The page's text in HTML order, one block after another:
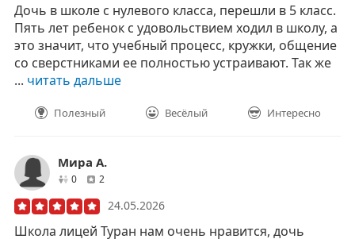
Дочь в школе с нулевого класса, перешли в 5 класс.
Пять лет ребенок с удовольствием ходил в школу, а
это значит, что учебный процесс, кружки, общение
со сверстниками ее полностью устраивают. Так же
... читать дальше
Полезный Весёлый Интересно
Мира А.
0друзей
2
24.05.2026
Школа лицей Туран нам очень нравится, дочь